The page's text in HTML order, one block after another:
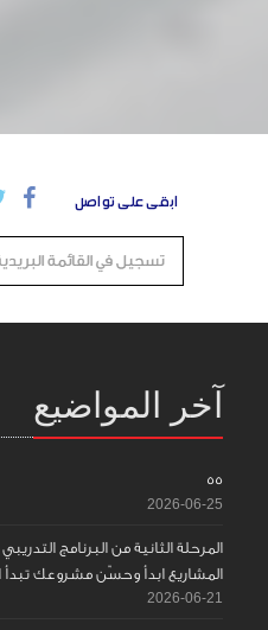
ابقى على تواصل
آخر المواضيع
55
2026-06-25
المرحلة الثانية من البرنامج
المشاريع ابدأ وحسّن مشروعك تبدأ
2026-06-21